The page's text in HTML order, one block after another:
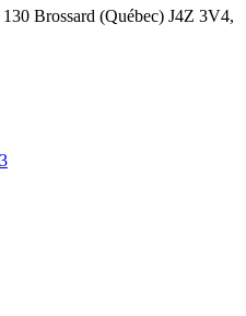
Brossard (Québec) J4Z 3V4,